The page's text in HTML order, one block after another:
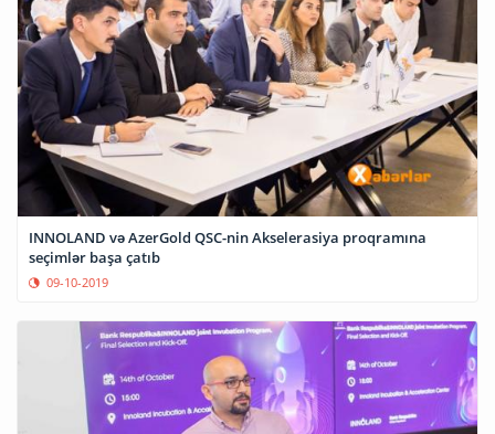
INNOLAND və AzerGold QSC-nin Akselerasiya proqramına
seçimlər başa çatıb
09-10-2019